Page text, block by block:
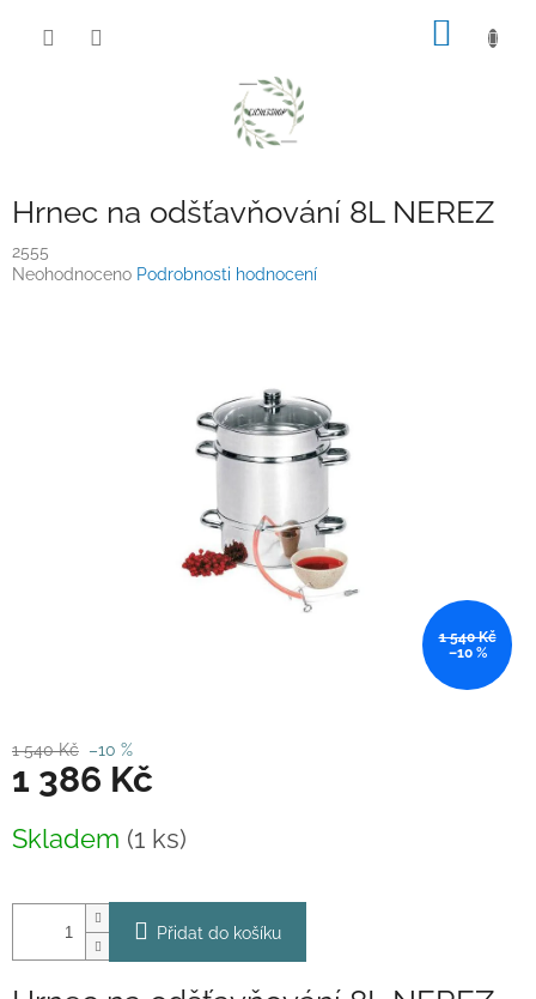
Hrnec na odšťavňování 8L NEREZ
2555
Průměrné
Neohodnoceno Podrobnosti hodnocení
1 540 Kč
–10 %
1 540 Kč –10 %
1 386 Kč
cena:
Skladem (1 ks)
Přidat do košíku